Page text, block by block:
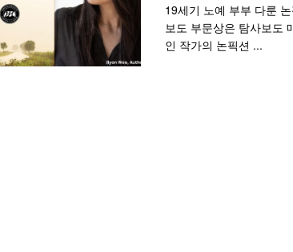
19세기 노예 부부 다룬
보도 부문상은 탐사보도
인 작가의 논픽션 ...